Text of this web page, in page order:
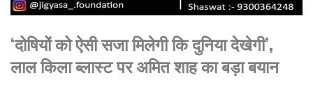
‘दोषियों को ऐसी सजा मिलेगी कि दुनिया देखेगी’,
लाल किला ब्लास्ट पर अमित शाह का बड़ा बयान